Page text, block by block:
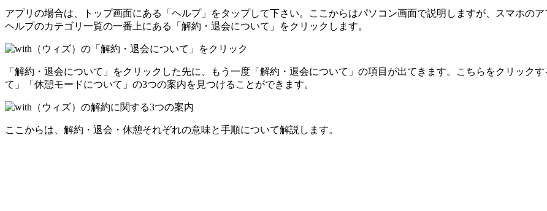
アプリの場合は、トップ画面にある「ヘルプ」をタップして下さい。ここからはパソコン画面で説明しますが、スマホの
ヘルプのカテゴリ一覧の一番上にある「解約・退会について」をクリックします。
「解約・退会について」をクリックした先に、もう一度「解約・退会について」の項目が出てきます。こちらをクリック
て」「休憩モードについて」の3つの案内を見つけることができます。
ここからは、解約・退会・休憩それぞれの意味と手順について解説します。